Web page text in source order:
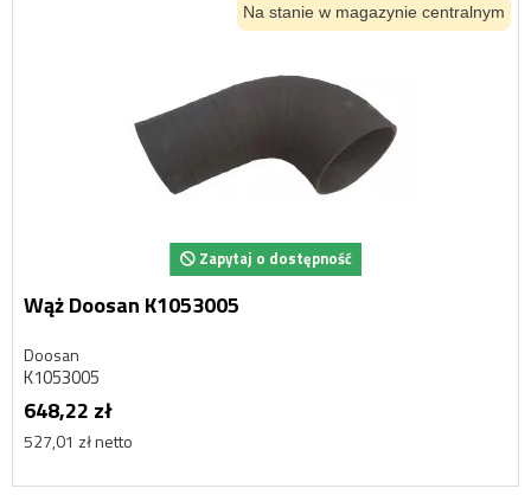
Na stanie w magazynie centralnym
Zapytaj o dostępność
Wąż Doosan K1053005
Doosan
K1053005
648,22 zł
527,01 zł netto